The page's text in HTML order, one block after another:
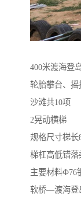
400米渡海登
轮胎攀台、
沙滩共10项
2晃动横梯
规格尺寸梯长
梯杠高低错落
主要材料Ф76
软桥—渡海登